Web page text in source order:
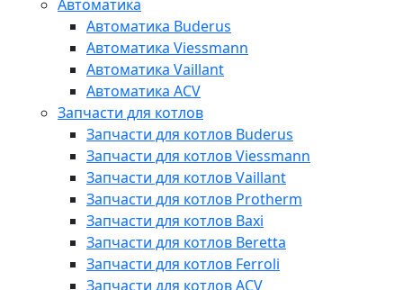
Автоматика
Автоматика Buderus
Автоматика Viessmann
Автоматика Vaillant
Автоматика ACV
Запчасти для котлов
Запчасти для котлов Buderus
Запчасти для котлов Viessmann
Запчасти для котлов Vaillant
Запчасти для котлов Protherm
Запчасти для котлов Baxi
Запчасти для котлов Beretta
Запчасти для котлов Ferroli
Запчасти для котлов ACV